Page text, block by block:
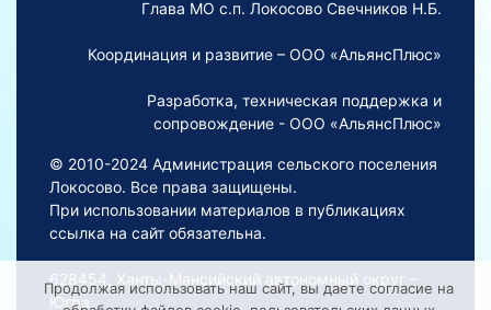
Глава МО с.п. Локосово Свечников Н.Б.
Координация и развитие – ООО «АльянсПлюс»
Разработка, техническая поддержка и
сопровождение - ООО «АльянсПлюс»
© 2010-2024 Администрация сельского поселения
Локосово. Все права защищены.
При использовании материалов в публикациях
ссылка на сайт обязательна.
628454, Ханты-Мансийский автономный округ –
Югра,
Продолжая использовать наш сайт, вы даете согласие на